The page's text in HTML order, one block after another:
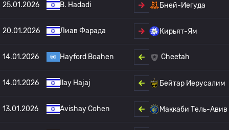
25.01.2026 B. Hadadi Бней-Иегуда
20.01.2026 Лиав Фарада Кирьят-Ям
14.01.2026 Hayford Boahen Cheetah
14.01.2026 Ilay Hajaj Бейтар Иерусалим
13.01.2026 Avishay Cohen Маккаби Тель-Авив